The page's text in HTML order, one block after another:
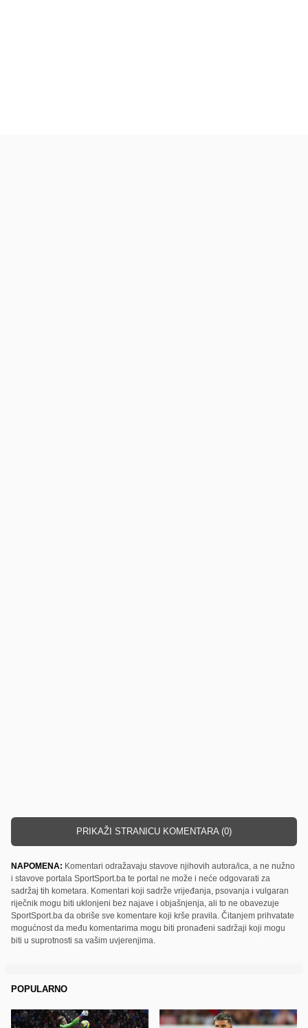
PRIKAŽI STRANICU KOMENTARA (0)
NAPOMENA: Komentari odražavaju stavove njihovih autora/ica, a ne nužno
i stavove portala SportSport.ba te portal ne može i neće odgovarati za
sadržaj tih kometara. Komentari koji sadrže vrijeđanja, psovanja i vulgaran
riječnik mogu biti uklonjeni bez najave i objašnjenja, ali to ne obavezuje
SportSport.ba da obriše sve komentare koji krše pravila. Čitanjem prihvatate
mogućnost da među komentarima mogu biti pronađeni sadržaji koji mogu
biti u suprotnosti sa vašim uvjerenjima.
POPULARNO